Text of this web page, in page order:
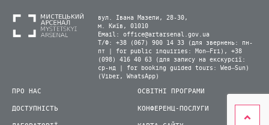
вул. Івана Мазепи, 28-30,
м. Київ, 01010
Email: office@artarsenal.gov.ua
Т/Ф: +38 (067) 900 14 33 (для звернень: пн-
пт | for public inquiries: Mon–Fri), +38
(098) 416 40 63 (для запису на екскурсії:
ср-нд | for booking guided tours: Wed–Sun)
(Viber, WhatsApp)
ПРО НАС
ДОСТУПНІСТЬ
ОСВІТНІ ПРОГРАМИ
КОНФЕРЕНЦ-ПОСЛУГИ